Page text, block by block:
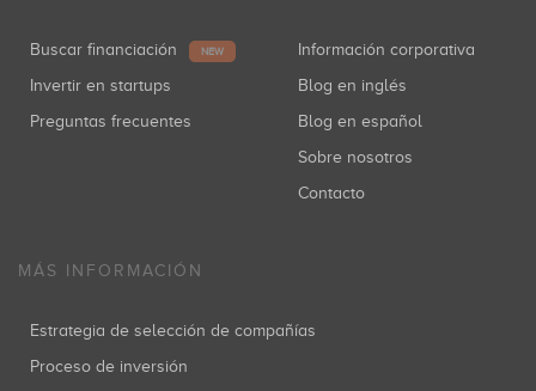
Buscar financiación NEW
Invertir en startups
Preguntas frecuentes
Información corporativa
Blog en inglés
Blog en español
Sobre nosotros
Contacto
MÁS INFORMACIÓN
Estrategia de selección de compañías
Proceso de inversión